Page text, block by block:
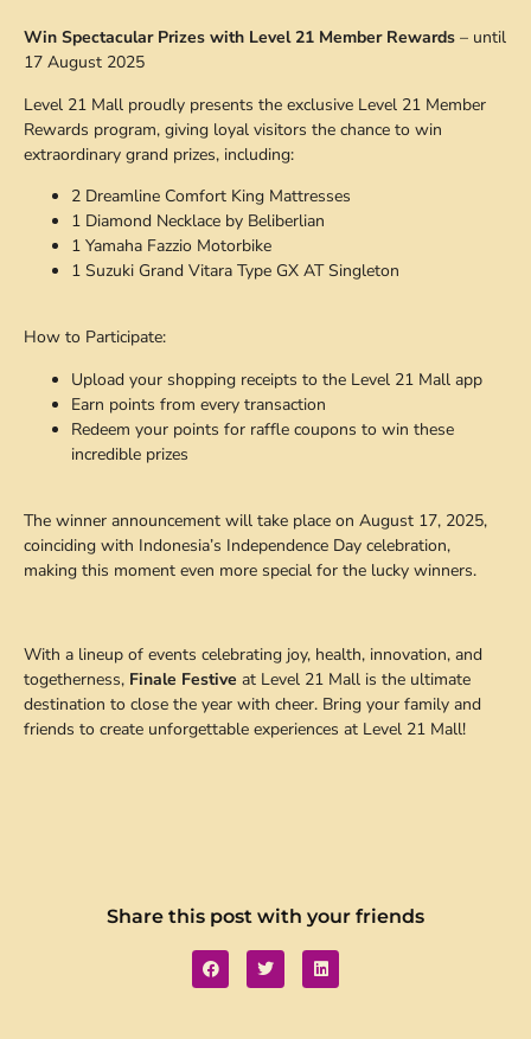
Win Spectacular Prizes with Level 21 Member Rewards – until
17 August 2025
Level 21 Mall proudly presents the exclusive Level 21 Member
Rewards program, giving loyal visitors the chance to win
extraordinary grand prizes, including:
2 Dreamline Comfort King Mattresses
1 Diamond Necklace by Beliberlian
1 Yamaha Fazzio Motorbike
1 Suzuki Grand Vitara Type GX AT Singleton
How to Participate:
Upload your shopping receipts to the Level 21 Mall app
Earn points from every transaction
Redeem your points for raffle coupons to win these
incredible prizes
The winner announcement will take place on August 17, 2025,
coinciding with Indonesia’s Independence Day celebration,
making this moment even more special for the lucky winners.
With a lineup of events celebrating joy, health, innovation, and
togetherness, Finale Festive at Level 21 Mall is the ultimate
destination to close the year with cheer. Bring your family and
friends to create unforgettable experiences at Level 21 Mall!
Share this post with your friends